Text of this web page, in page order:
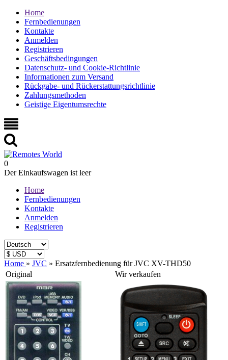
Home
Fernbedienungen
Kontakte
Anmelden
Registrieren
Geschäftsbedingungen
Datenschutz- und Cookie-Richtlinie
Informationen zum Versand
Rückgabe- und Rückerstattungsrichtlinie
Zahlungsmethoden
Geistige Eigentumsrechte
0
Der Einkaufswagen ist leer
Home
Fernbedienungen
Kontakte
Anmelden
Registrieren
Home » JVC » Ersatzfernbedienung für JVC XV-THD50
Original
Wir verkaufen